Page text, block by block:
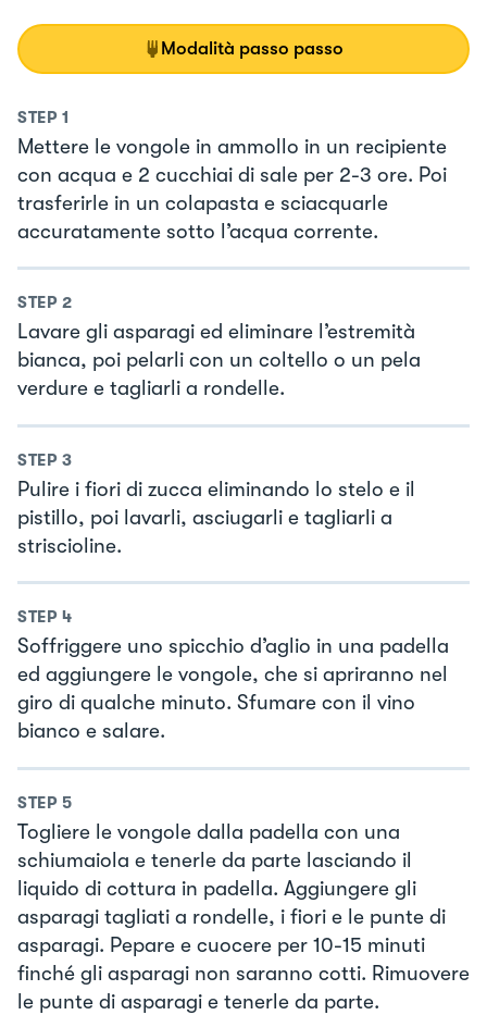
Modalità passo passo
STEP 1
Mettere le vongole in ammollo in un recipiente
con acqua e 2 cucchiai di sale per 2-3 ore. Poi
trasferirle in un colapasta e sciacquarle
accuratamente sotto l’acqua corrente.
STEP 2
Lavare gli asparagi ed eliminare l’estremità
bianca, poi pelarli con un coltello o un pela
verdure e tagliarli a rondelle.
STEP 3
Pulire i fiori di zucca eliminando lo stelo e il
pistillo, poi lavarli, asciugarli e tagliarli a
striscioline.
STEP 4
Soffriggere uno spicchio d’aglio in una padella
ed aggiungere le vongole, che si apriranno nel
giro di qualche minuto. Sfumare con il vino
bianco e salare.
STEP 5
Togliere le vongole dalla padella con una
schiumaiola e tenerle da parte lasciando il
liquido di cottura in padella. Aggiungere gli
asparagi tagliati a rondelle, i fiori e le punte di
asparagi. Pepare e cuocere per 10-15 minuti
finché gli asparagi non saranno cotti. Rimuovere
le punte di asparagi e tenerle da parte.